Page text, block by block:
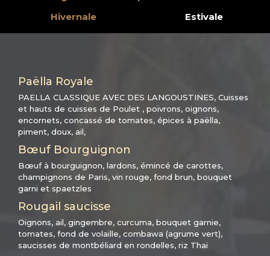
Hivernale
Estivale
Paëlla Royale
PAELLA CLASSIQUE AVEC DES LANGOUSTINES, Cuisses
et hauts de cuisses de Poulet , poivrons, oignons,
encornets, concassé de tomates, épices à paëlla,
piment, doux, ail,
Bœuf Bourguignon
Bœuf à bourguignon, lardons, émincé de carottes,
champignons de Paris, vin rouge, fond brun, bouquet
garni et spaetzles
Rougail saucisse
Oignons, ail, gingembre, curcuma, bouquet garnie,
tomates, fond de volaille, combawa (agrume vert),
saucisses de montbéliard en rondelles, riz Thai